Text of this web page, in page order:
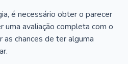
é necessário obter o parecer
uma avaliação completa com o
chances de ter alguma